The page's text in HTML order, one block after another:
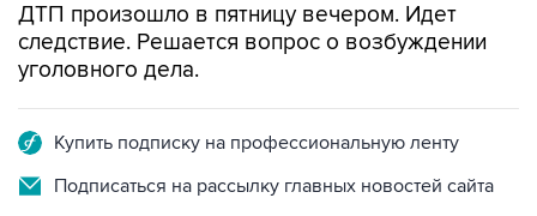
ДТП произошло в пятницу вечером. Идет
следствие. Решается вопрос о возбуждении
уголовного дела.
Купить подписку на профессиональную ленту
Подписаться на рассылку главных новостей сайта